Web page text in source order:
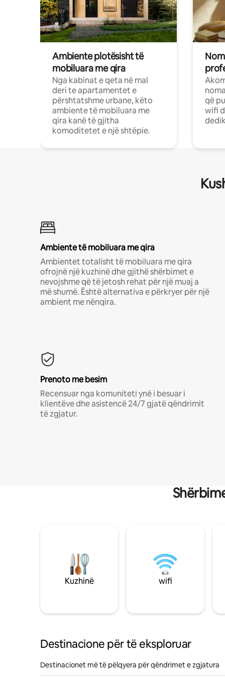
Ambiente plotësisht të
mobiluara me qira
Nga kabinat e qeta në mal
deri te apartamentet e
përshtatshme urbane, këto
ambiente të mobiluara me
qira kanë të gjitha
komoditetet e një shtëpie.
që
wifi
Ambiente të mobiluara me qira
Ambientet totalisht të mobiluara me qira
ofrojnë një kuzhinë dhe gjithë shërbimet e
nevojshme që të jetosh rehat për një muaj a
më shumë. Është alternativa e përkryer për një
ambient me nënqira.
Prenoto me besim
Recensuar nga komuniteti ynë i besuar i
klientëve dhe asistencë 24/7 gjatë qëndrimit
të zgjatur.
Kuzhinë wifi
Destinacione për të eksploruar
Destinacionet më të pëlqyera për qëndrimet e zgjatura